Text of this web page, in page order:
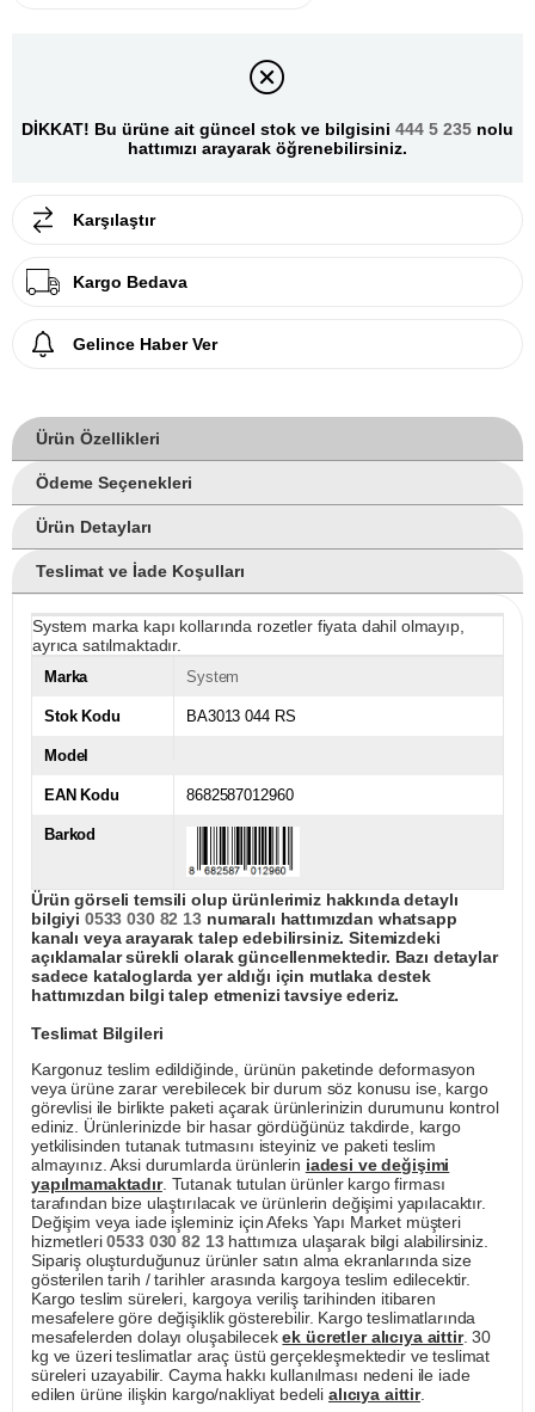
DİKKAT! Bu ürüne ait güncel stok ve bilgisini 444 5 235 nolu
hattımızı arayarak öğrenebilirsiniz.
Karşılaştır
Kargo Bedava
Gelince Haber Ver
Ürün Özellikleri
Ödeme Seçenekleri
Ürün Detayları
Teslimat ve İade Koşulları
System marka kapı kollarında rozetler fiyata dahil olmayıp,
ayrıca satılmaktadır.
Marka System
Stok Kodu BA3013 044 RS
Model
EAN Kodu 8682587012960
Barkod
Ürün görseli temsili olup ürünlerimiz hakkında detaylı
bilgiyi 0533 030 82 13numaralı hattımızdan whatsapp
kanalı veya arayarak talep edebilirsiniz. Sitemizdeki
açıklamalar sürekli olarak güncellenmektedir. Bazı detaylar
sadece kataloglarda yer aldığı için mutlaka destek
hattımızdan bilgi talep etmenizi tavsiye ederiz.
Teslimat Bilgileri
Kargonuz teslim edildiğinde, ürünün paketinde deformasyon
veya ürüne zarar verebilecek bir durum söz konusu ise, kargo
görevlisi ile birlikte paketi açarak ürünlerinizin durumunu kontrol
ediniz. Ürünlerinizde bir hasar gördüğünüz takdirde, kargo
yetkilisinden tutanak tutmasını isteyiniz ve paketi teslim
almayınız. Aksi durumlarda ürünlerin iadesi ve değişimi
yapılmamaktadır. Tutanak tutulan ürünler kargo firması
tarafından bize ulaştırılacak ve ürünlerin değişimi yapılacaktır.
Değişim veya iade işleminiz için Afeks Yapı Market müşteri
hizmetleri0533 030 82 13hattımıza ulaşarak bilgi alabilirsiniz.
Sipariş oluşturduğunuz ürünler satın alma ekranlarında size
gösterilen tarih / tarihler arasında kargoya teslim edilecektir.
Kargo teslim süreleri, kargoya veriliş tarihinden itibaren
mesafelere göre değişiklik gösterebilir. Kargo teslimatlarında
mesafelerden dolayı oluşabilecekek ücretler alıcıya aittir. 30
kg ve üzeri teslimatlar araç üstü gerçekleşmektedir ve teslimat
süreleri uzayabilir. Cayma hakkı kullanılması nedeni ile iade
edilen ürüne ilişkin kargo/nakliyat bedeli alıcıya aittir.